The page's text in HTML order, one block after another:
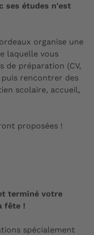
ses études n'est
organise une
laquelle vous
de préparation (CV,
rencontrer des
scolaire, accueil,
proposées !
terminé votre
fête !
spécialement